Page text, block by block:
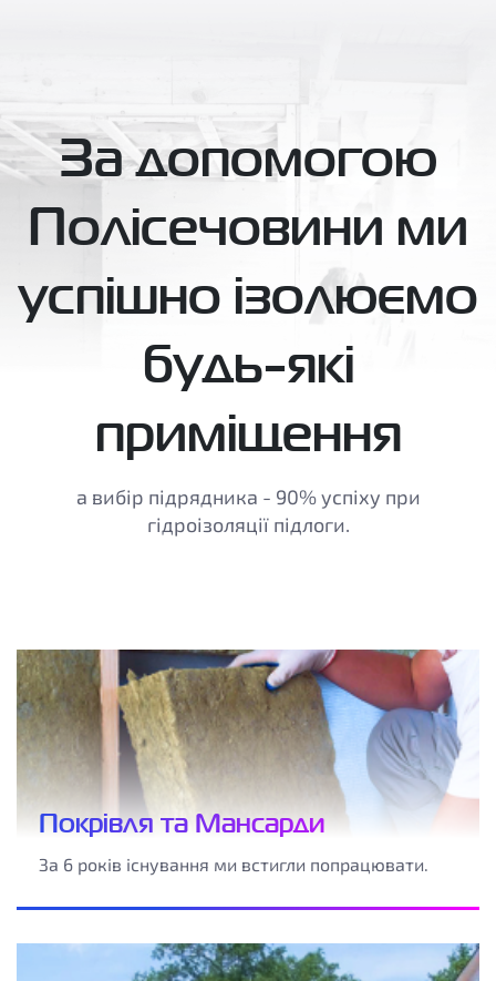
За допомогою
Полісечовини ми
успішно ізолюємо
будь-які
приміщення
а вибір підрядника - 90% успіху при
гідроізоляції підлоги.
Покрівля та Мансарди
За 6 років існування ми встигли попрацювати.